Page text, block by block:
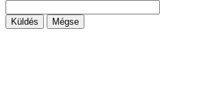
Küldés Mégse